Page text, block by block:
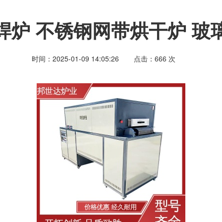
炉 不锈钢网带烘干炉 玻
时间：2025-01-09 14:05:26 点击： 666 次